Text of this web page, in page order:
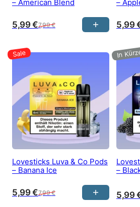
– American Blend
7,99€
5,99€
–
5,99
Lovesticks Luva & Co Pods
– Banana Ice
7,99€
5,99€
–
5,99